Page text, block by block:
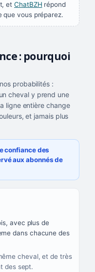
etChatBZH répond
que vous préparez.
: pourquoi
probabilités :
cheval y prend une
ligne entière change
et jamais plus
confiance des
aux abonnés de
or
avec plus de
dans chacune des
cheval, et de très
des sept.